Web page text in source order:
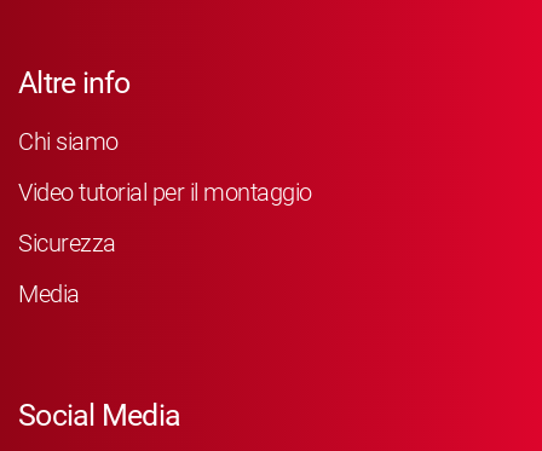
Altre info
Chi siamo
Video tutorial per il montaggio
Sicurezza
Media
Social Media